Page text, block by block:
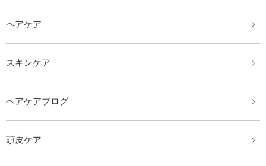
ヘアケア
スキンケア
ヘアケアブログ
頭皮ケア